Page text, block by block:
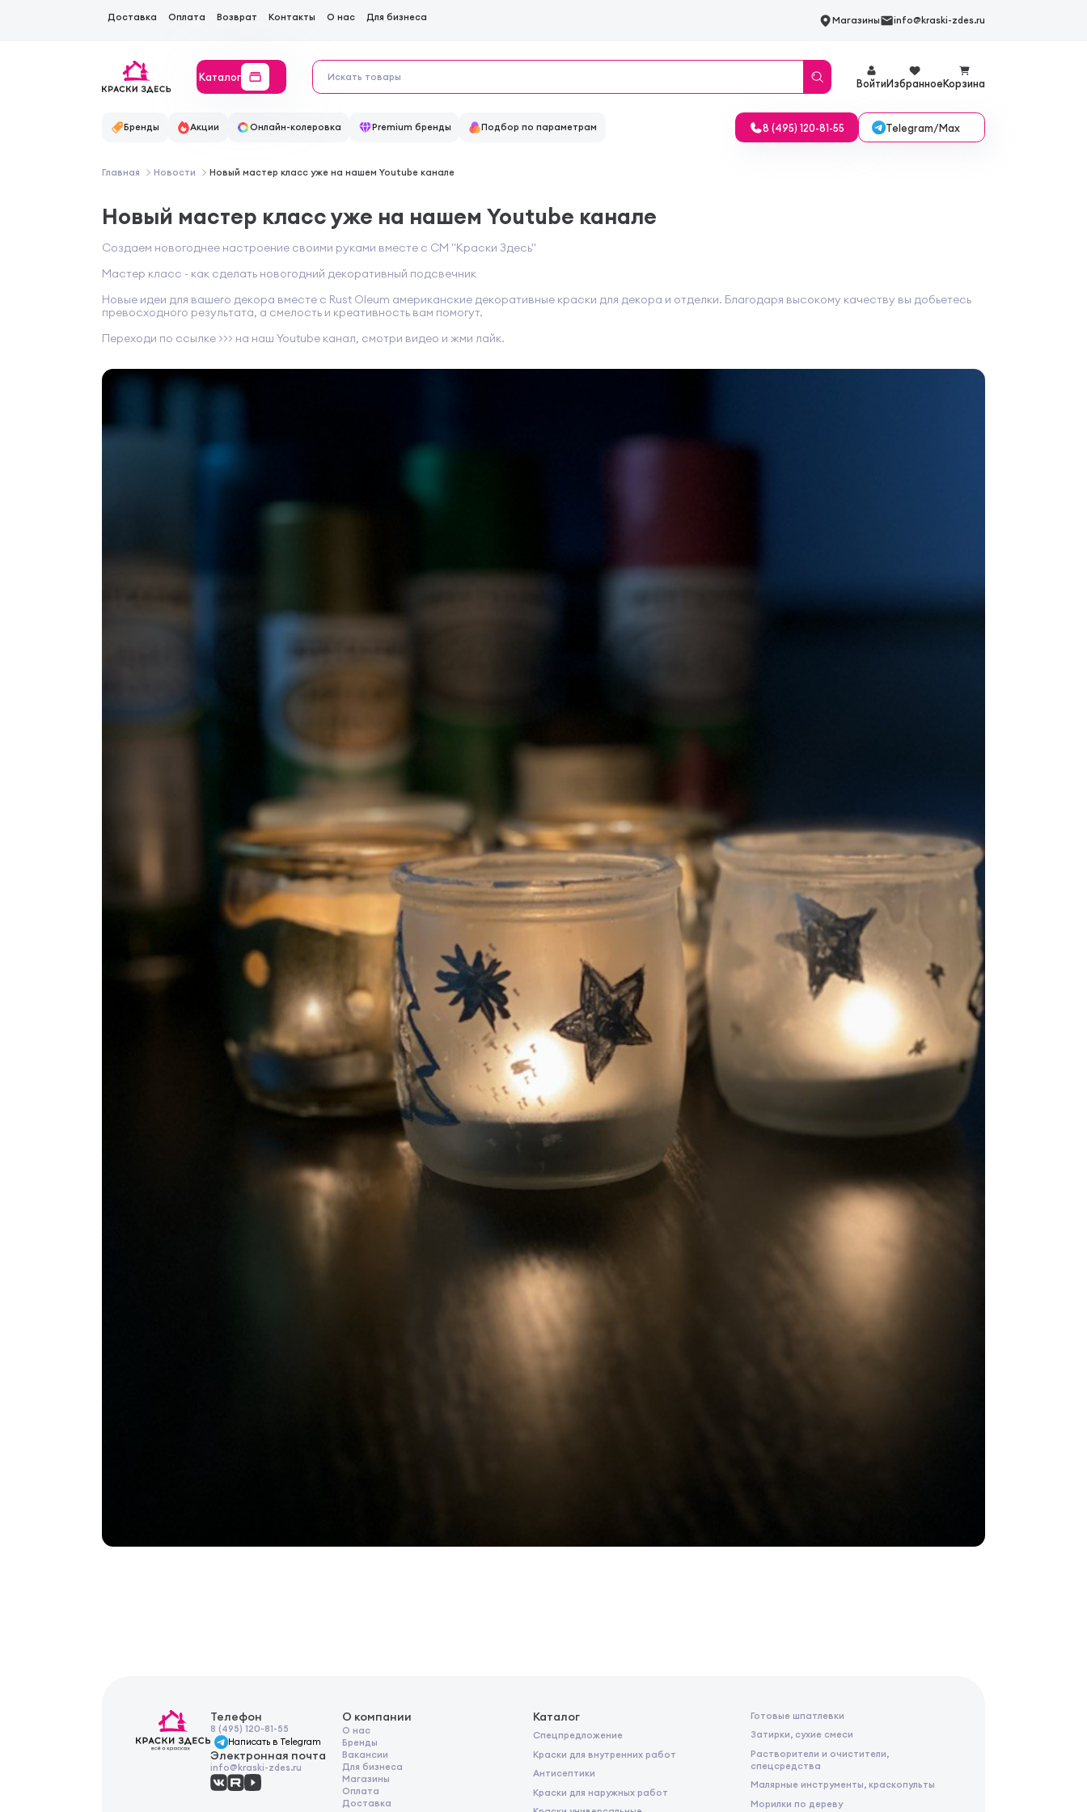
Доставка Оплата Возврат Контакты О нас Для бизнеса Магазины info@kraski-zdes.ru
Каталог
ВойтиИзбранноеКорзина
Бренды Акции Онлайн-колеровка Premium бренды Подбор по параметрам 8 (495) 120-81-55 Telegram/Max
Главная Новости Новый мастер класс уже на нашем Youtube канале
Новый мастер класс уже на нашем Youtube канале
Создаем новогоднее настроение своими руками вместе с СМ "Краски Здесь"
Мастер класс - как сделать новогодний декоративный подсвечник
Новые идеи для вашего декора вместе с Rust Oleum американские декоративные краски для декора и отделки. Благодаря высокому качеству вы добьетесь
превосходного результата, а смелость и креативность вам помогут.
Переходи по ссылке >>> на наш Youtube канал, смотри видео и жми лайк.
Телефон
8 (495) 120-81-55
Написать в Telegram
Электронная почта
info@kraski-zdes.ru
О компании
О нас
Бренды
Вакансии
Для бизнеса
Магазины
Оплата
Доставка
Каталог
Спецпредложение
Краски для внутренних работ
Антисептики
Краски для наружных работ
Готовые шпатлевки
Затирки, сухие смеси
Растворители и очистители,
спецсредства
Малярные инструменты, краскопульты
Морилки по дереву